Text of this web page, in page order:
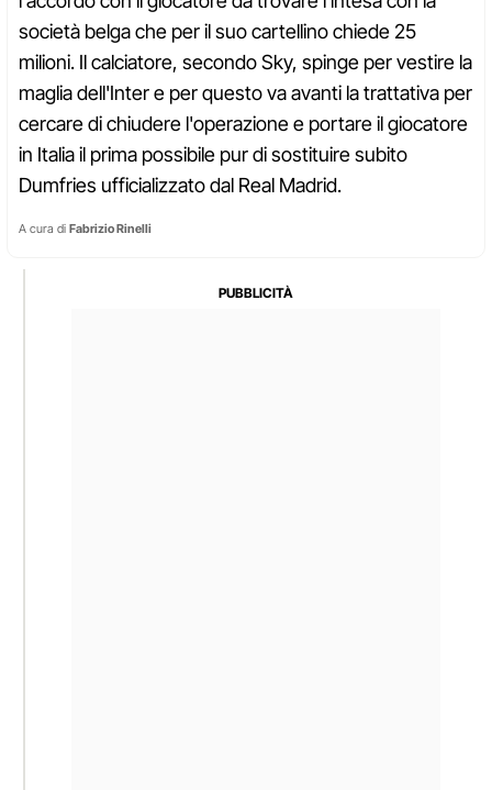
società belga che per il suo cartellino chiede 25
milioni. Il calciatore, secondo Sky, spinge per vestire la
maglia dell'Inter e per questo va avanti la trattativa per
cercare di chiudere l'operazione e portare il giocatore
in Italia il prima possibile pur di sostituire subito
Dumfries ufficializzato dal Real Madrid.
A cura di Fabrizio Rinelli